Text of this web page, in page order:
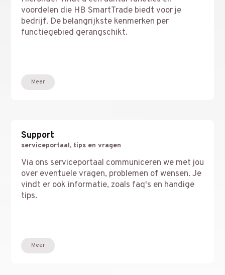
voordelen die HB SmartTrade biedt voor je
bedrijf. De belangrijkste kenmerken per
functiegebied gerangschikt.
Meer
Support
serviceportaal, tips en vragen
Via ons serviceportaal communiceren we met jou
over eventuele vragen, problemen of wensen. Je
vindt er ook informatie, zoals faq's en handige
tips.
Meer